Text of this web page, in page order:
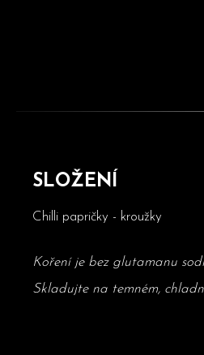
SLOŽENÍ
Chilli papričky - kroužky
Koření je bez glutamanu
Skladujte na temném,